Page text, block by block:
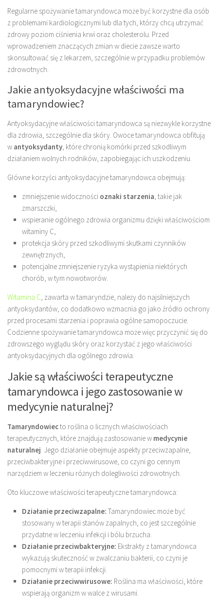
Regularne spożywanie tamaryndowca może być korzystne dla osób
z problemami kardiologicznymi lub dla tych, którzy chcą utrzymać
zdrowy poziom ciśnienia krwi oraz cholesterolu. Przed
wprowadzeniem znaczących zmian w diecie zawsze warto
skonsultować się z lekarzem, szczególnie w przypadku problemów
zdrowotnych.
Jakie antyoksydacyjne właściwości ma
tamaryndowiec?
Antyoksydacyjne właściwości tamaryndowca są niezwykle korzystne
dla zdrowia, szczególnie dla skóry. Owoce tamaryndowca obfitują
w antyoksydanty, które chronią komórki przed szkodliwym
działaniem wolnych rodników, zapobiegając ich uszkodzeniu.
Główne korzyści antyoksydacyjne tamaryndowca obejmują:
zmniejszenie widoczności oznaki starzenia, takie jak
zmarszczki,
wspieranie ogólnego zdrowia organizmu dzięki właściwościom
witaminy C,
protekcja skóry przed szkodliwymi skutkami czynników
zewnętrznych,
potencjalne zmniejszenie ryzyka wystąpienia niektórych
chorób, w tym nowotworów.
Witamina C, zawarta w tamaryndzie, należy do najsilniejszych
antyoksydantów, co dodatkowo wzmacnia go jako źródło ochrony
przed procesami starzenia i poprawia ogólne samopoczucie.
Codzienne spożywanie tamaryndowca może więc przyczynić się do
zdrowszego wyglądu skóry oraz korzystać z jego właściwości
antyoksydacyjnych dla ogólnego zdrowia.
Jakie są właściwości terapeutyczne
tamaryndowca i jego zastosowanie w
medycynie naturalnej?
Tamaryndowiecto roślina o licznych właściwościach
terapeutycznych, które znajdują zastosowanie w medycynie
naturalnej. Jego działanie obejmuje aspekty przeciwzapalne,
przeciwbakteryjne i przeciwwirusowe, co czyni go cennym
narzędziem w leczeniu różnych dolegliwości zdrowotnych.
Oto kluczowe właściwości terapeutyczne tamaryndowca:
Działanie przeciwzapalne: Tamaryndowiec może być
stosowany w terapii stanów zapalnych, co jest szczególnie
przydatne w leczeniu infekcji i bólu brzucha.
Działanie przeciwbakteryjne: Ekstrakty z tamaryndowca
wykazują skuteczność w zwalczaniu bakterii, co czyni je
pomocnymi w terapii infekcji.
Działanie przeciwwirusowe: Roślina ma właściwości, które
wspierają organizm w walce z wirusami.